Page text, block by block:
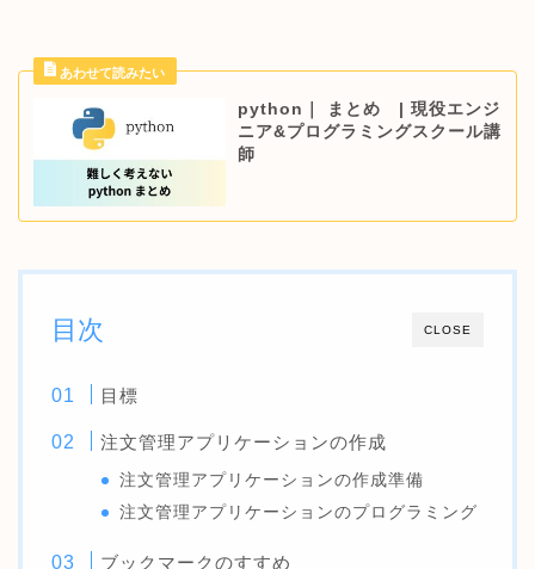
python｜ まとめ | 現役エンジ
ニア&プログラミングスクール講
師
CLOSE
目次
目標
注文管理アプリケーションの作成
注文管理アプリケーションの作成準備
注文管理アプリケーションのプログラミング
ブックマークのすすめ